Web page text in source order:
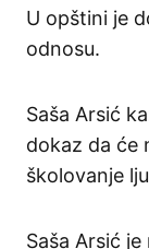
U opštini je
odnosu.
Saša Arsić
dokaz da će
školovanje
Saša Arsić